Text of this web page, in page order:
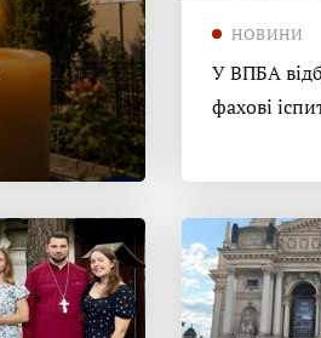
НОВИНИ
У ВПБА
фахові